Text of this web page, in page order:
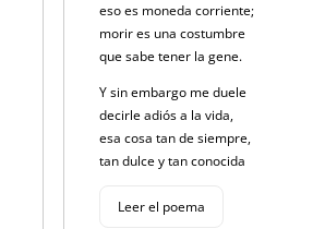
eso es moneda corriente;
morir es una costumbre
que sabe tener la gene.
Y sin embargo me duele
decirle adiós a la vida,
esa cosa tan de siempre,
tan dulce y tan conocida
Leer el poema